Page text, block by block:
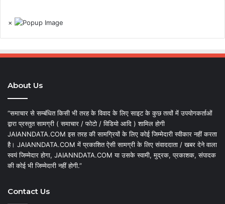
×
About Us
“समाचार से सम्बंधित किसी भी तरह के विवाद के लिए साइट के कुछ तत्वों में उपयोगकर्ताओं
द्वारा प्रस्तुत सामग्री ( समाचार / फोटो / विडियो आदि ) शामिल होगी
JAIANNDATA.COM इस तरह की सामग्रियों के लिए कोई जिम्मेदारी स्वीकार नहीं करता
है। JAIANNDATA.COM में प्रकाशित ऐसी सामग्री के लिए संवाददाता / खबर देने वाला
स्वयं जिम्मेदार होगा, JAIANNDATA.COM या उसके स्वामी, मुद्रक, प्रकाशक, संपादक
की कोई भी जिम्मेदारी नहीं होगी.”
Contact Us